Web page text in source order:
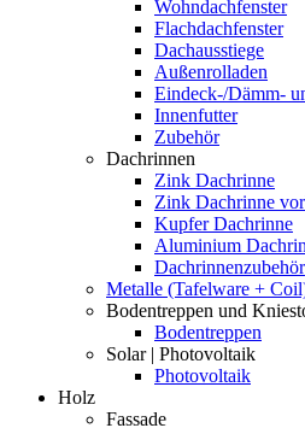
Wohndachfenster
Flachdachfenster
Dachausstiege
Außenrolladen
Eindeck-/Dämm-
Innenfutter
Zubehör
Dachrinnen
Zink Dachrinne
Zink Dachrinne
Kupfer Dachrinne
Aluminium
Dachrinnenzubehör
Metalle (Tafelware +
Bodentreppen und
Bodentreppen
Solar | Photovoltaik
Photovoltaik
Holz
Fassade